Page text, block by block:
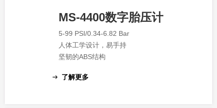
ꁹ 了解更多
MS-4400数字胎压计
5-99 PSI/0.34-6.82 Bar
人体工学设计，易手持
坚韧的ABS结构